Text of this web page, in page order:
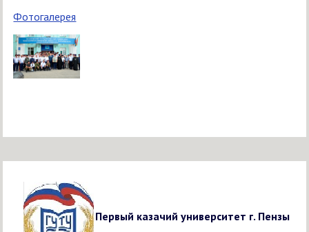
Фотогалерея
Первый казачий университет г. Пензы